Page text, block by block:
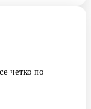
четко по